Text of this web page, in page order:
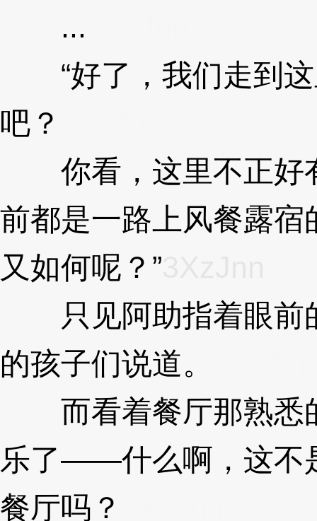
...
“好了，我们走到这
吧？
你看，这里不正好
前都是一路上风餐露
又如何呢？”
只见阿助指着眼前
的孩子们说道。
而看着餐厅那熟悉
乐了——什么啊，这不
餐厅吗？